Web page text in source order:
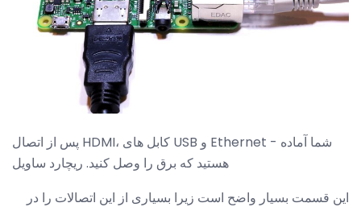
پس از اتصال HDMI، کابل های USB و Ethernet - شما آماده
هستید که برق را وصل کنید. ریچارد ساویل
این قسمت بسیار واضح است زیرا بسیاری از این اتصالات را در